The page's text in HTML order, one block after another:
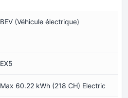
BEV (Véhicule électrique)
EX5
Max 60.22 kWh (218 CH) Electric